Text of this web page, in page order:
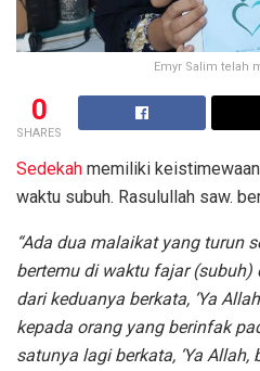
Emyr Salim telah
0
SHARES
Sedekah memiliki
waktu subuh. Rasulullah saw.
“Ada dua malaikat yang turun
bertemu di waktu fajar
dari keduanya berkata, ‘Ya
kepada orang yang berinfak
satunya lagi berkata, ‘Ya